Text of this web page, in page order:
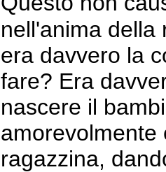
nell'anima della
era davvero la
fare? Era
nascere il
amorevolmente
ragazzina,